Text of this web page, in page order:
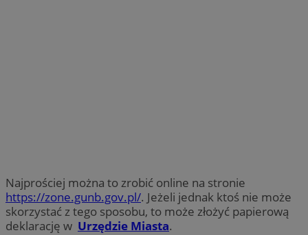
Najprościej można to zrobić online na stronie
https://zone.gunb.gov.pl/. Jeżeli jednak ktoś nie może
skorzystać z tego sposobu, to może złożyć papierową
deklarację w Urzędzie Miasta.